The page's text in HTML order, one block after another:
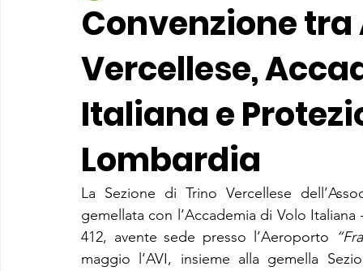
Convenzione tra
Vercellese,
Italiana e
Lombardia
La Sezione di Trino Vercellese
gemellata con l’Accademia di Volo
412, avente sede presso l’Aeroporto
maggio l’AVI, insieme alla gemella